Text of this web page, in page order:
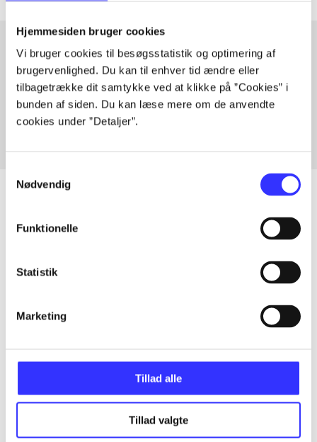
Hjemmesiden bruger cookies
Vi bruger cookies til besøgsstatistik og optimering af
brugervenlighed. Du kan til enhver tid ændre eller
tilbagetrække dit samtykke ved at klikke på ”Cookies” i
bunden af siden. Du kan læse mere om de anvendte
cookies under ”Detaljer”.
Nødvendig
Funktionelle
Statistik
Marketing
Tillad alle
Tillad valgte
Artikler med samme emner
Fra
Artikler
...